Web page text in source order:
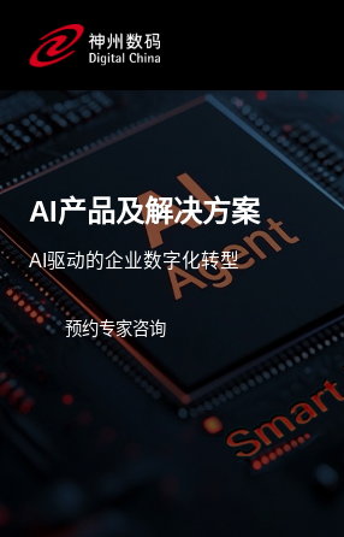
AI产品及解决方案
AI驱动的企业数字化转型
预约专家咨询